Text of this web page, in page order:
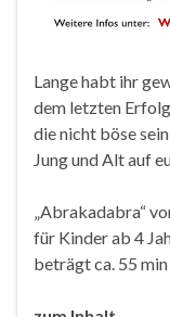
Lange habt ihr
dem letzten
die nicht böse
Jung und Alt auf
„Abrakadabra“
für Kinder ab 4
beträgt ca. 55 min